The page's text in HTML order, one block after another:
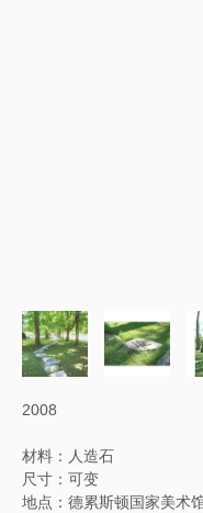
2008
材料：人造石
尺寸：可变
地点：德累斯顿国家美术